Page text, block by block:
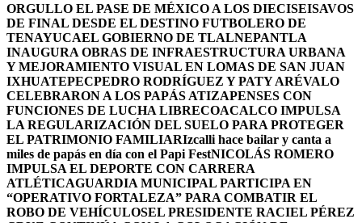
ORGULLO EL PASE DE MÉXICO A LOS DIECISEISAVOS
DE FINAL DESDE EL DESTINO FUTBOLERO DE
TENAYUCAEL GOBIERNO DE TLALNEPANTLA
INAUGURA OBRAS DE INFRAESTRUCTURA URBANA
Y MEJORAMIENTO VISUAL EN LOMAS DE SAN JUAN
IXHUATEPECPEDRO RODRÍGUEZ Y PATY ARÉVALO
CELEBRARON A LOS PAPÁS ATIZAPENSES CON
FUNCIONES DE LUCHA LIBRECOACALCO IMPULSA
LA REGULARIZACIÓN DEL SUELO PARA PROTEGER
EL PATRIMONIO FAMILIARIzcalli hace bailar y canta a
miles de papás en día con el Papi FestNICOLÁS ROMERO
IMPULSA EL DEPORTE CON CARRERA
ATLÉTICAGUARDIA MUNICIPAL PARTICIPA EN
“OPERATIVO FORTALEZA” PARA COMBATIR EL
ROBO DE VEHÍCULOSEL PRESIDENTE RACIEL PÉREZ